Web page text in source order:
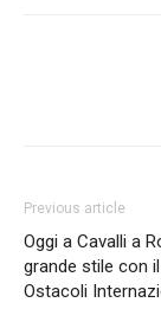
Previous article
Oggi a Cavalli a
grande stile con
Ostacoli